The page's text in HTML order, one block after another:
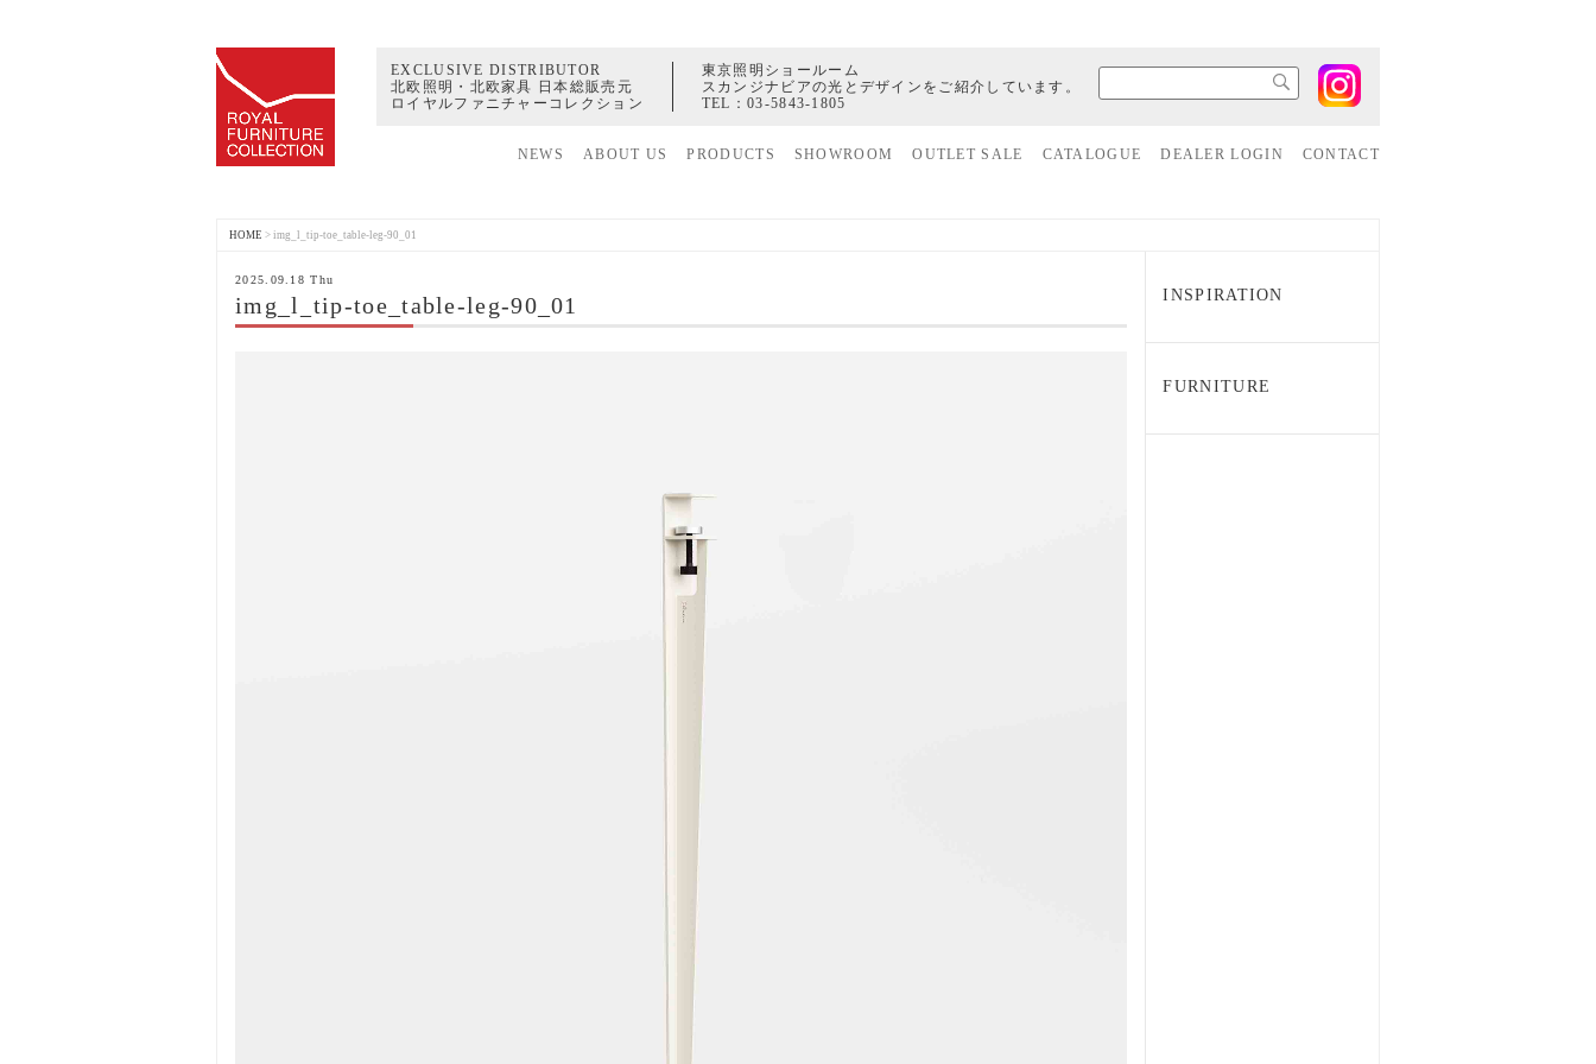
EXCLUSIVE DISTRIBUTOR
北欧照明・北欧家具 日本総販売元
ロイヤルファニチャーコレクション
東京照明ショールーム
スカンジナビアの光とデザインをご紹介しています。
TEL：03-5843-1805
NEWS ABOUT US PRODUCTS SHOWROOM OUTLET SALE CATALOGUE DEALER LOGIN CONTACT
HOME > img_l_tip-toe_table-leg-90_01
2025.09.18 Thu
img_l_tip-toe_table-leg-90_01 INSPIRATION
FURNITURE